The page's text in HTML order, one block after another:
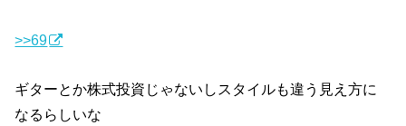
>>69
ギターとか株式投資じゃないしスタイルも違う見え方に
なるらしいな